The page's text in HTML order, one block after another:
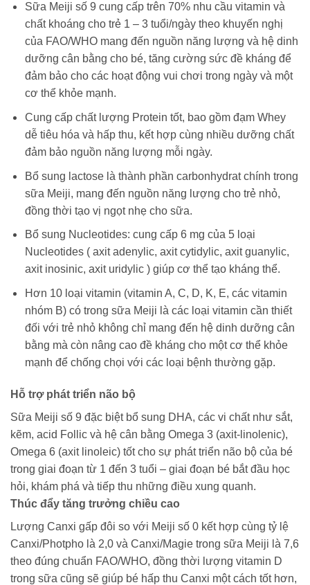
Sữa Meiji số 9 cung cấp trên 70% nhu cầu vitamin và
chất khoáng cho trẻ 1 – 3 tuổi/ngày theo khuyến nghị
của FAO/WHO mang đến nguồn năng lượng và hệ dinh
dưỡng cân bằng cho bé, tăng cường sức đề kháng để
đảm bảo cho các hoạt động vui chơi trong ngày và một
cơ thể khỏe mạnh.
Cung cấp chất lượng Protein tốt, bao gồm đạm Whey
dễ tiêu hóa và hấp thu, kết hợp cùng nhiều dưỡng chất
đảm bảo nguồn năng lượng mỗi ngày.
Bổ sung lactose là thành phần carbonhydrat chính trong
sữa Meiji, mang đến nguồn năng lượng cho trẻ nhỏ,
đồng thời tạo vị ngọt nhẹ cho sữa.
Bổ sung Nucleotides: cung cấp 6 mg của 5 loại
Nucleotides ( axit adenylic, axit cytidylic, axit guanylic,
axit inosinic, axit uridylic ) giúp cơ thể tạo kháng thể.
Hơn 10 loại vitamin (vitamin A, C, D, K, E, các vitamin
nhóm B) có trong sữa Meiji là các loại vitamin cần thiết
đối với trẻ nhỏ không chỉ mang đến hệ dinh dưỡng cân
bằng mà còn nâng cao đề kháng cho một cơ thể khỏe
mạnh để chống chọi với các loại bệnh thường gặp.
Hỗ trợ phát triển não bộ
Sữa Meiji số 9 đặc biệt bổ sung DHA, các vi chất như sắt,
kẽm, acid Follic và hệ cân bằng Omega 3 (axit-linolenic),
Omega 6 (axit linoleic) tốt cho sự phát triển não bộ của bé
trong giai đoạn từ 1 đến 3 tuổi – giai đoạn bé bắt đầu học
hỏi, khám phá và tiếp thu những điều xung quanh.
Thúc đẩy tăng trưởng chiều cao
Lượng Canxi gấp đôi so với Meiji số 0 kết hợp cùng tỷ lệ
Canxi/Photpho là 2,0 và Canxi/Magie trong sữa Meiji là 7,6
theo đúng chuẩn FAO/WHO, đồng thời lượng vitamin D
trong sữa cũng sẽ giúp bé hấp thu Canxi một cách tốt hơn,